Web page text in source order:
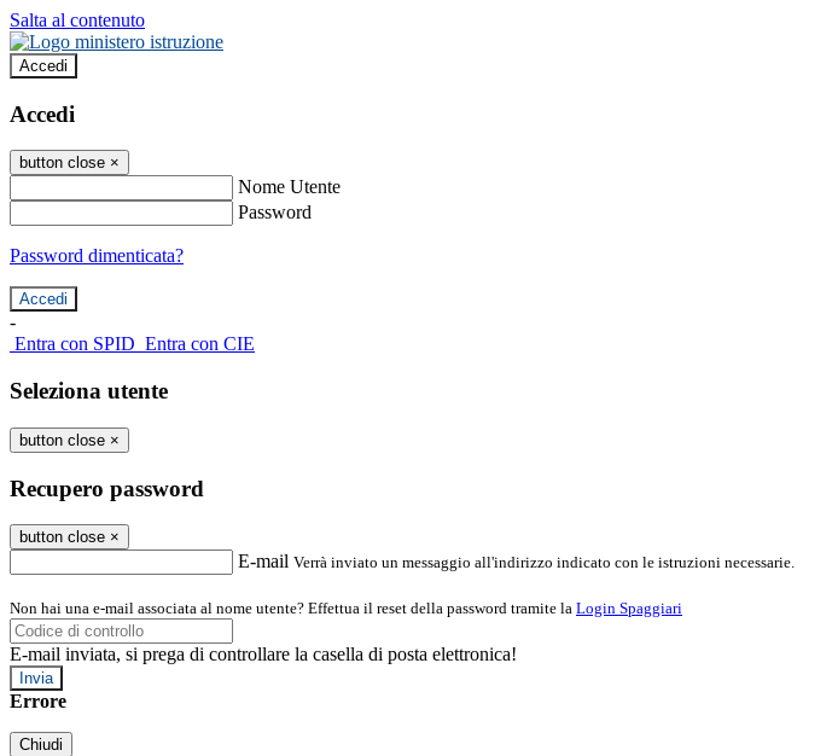
Salta al contenuto
Accedi
Accedi
button close ×
Nome Utente
Password
Password dimenticata?
-
Entra con SPID Entra con CIE
Seleziona utente
button close ×
Recupero password
button close ×
E-mail Verrà inviato un messaggio all'indirizzo indicato con le istruzioni necessarie.
Non hai una e-mail associata al nome utente? Effettua il reset della password tramite la Login Spaggiari
E-mail inviata, si prega di controllare la casella di posta elettronica!
Errore
Chiudi